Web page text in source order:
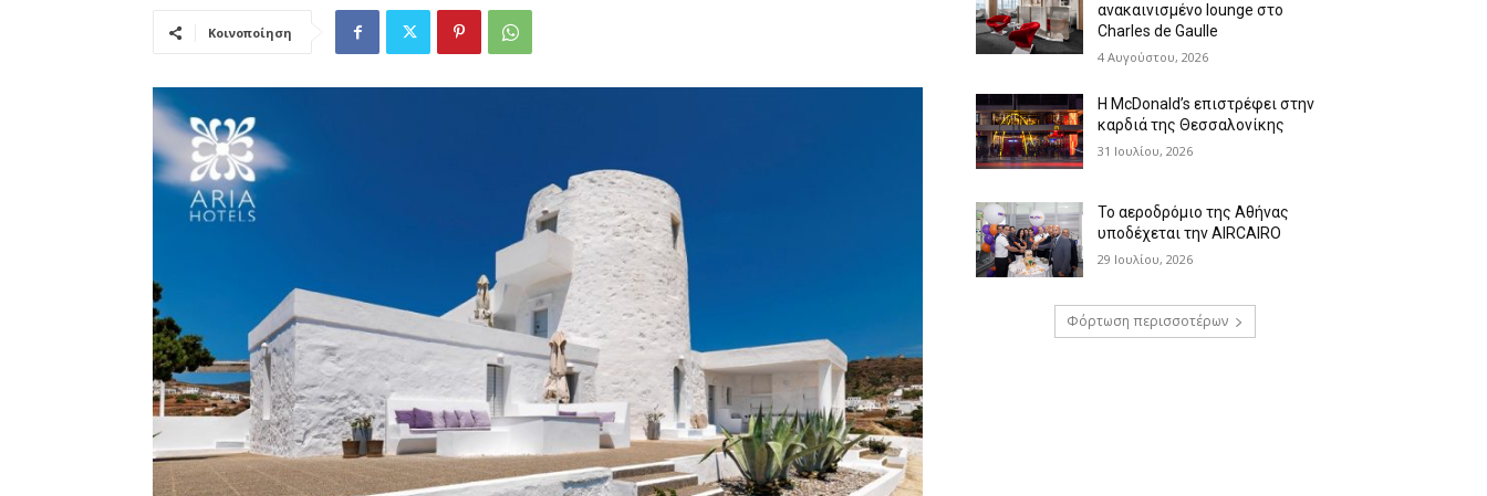
Κοινοποίηση
ανακαινισμένο lounge στο
Charles de Gaulle
4 Αυγούστου, 2026
Η McDonald’s επιστρέφει στην
καρδιά της Θεσσαλονίκης
31 Ιουλίου, 2026
Το αεροδρόμιο της Αθήνας
υποδέχεται την AIRCAIRO
29 Ιουλίου, 2026
Φόρτωση περισσοτέρων